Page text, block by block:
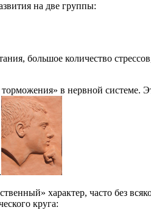
на две группы:
большое количество
в нервной системе.
характер, часто без
круга: